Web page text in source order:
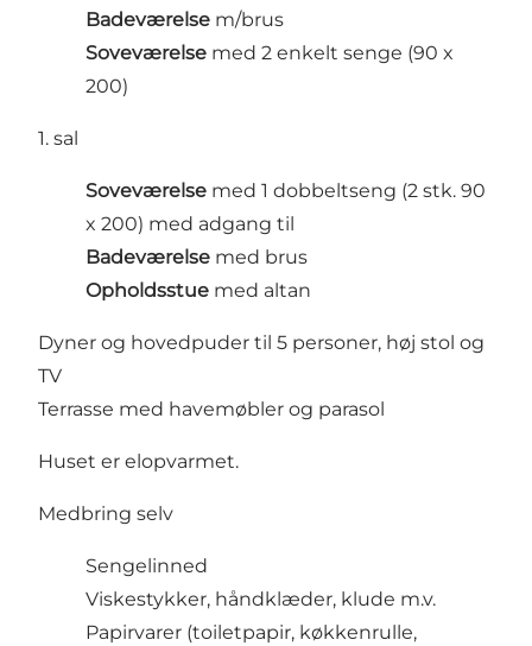
Badeværelse m/brus
Soveværelse med 2 enkelt senge (90 x
200)
1. sal
Soveværelse med 1 dobbeltseng (2 stk. 90
x 200) med adgang til
Badeværelse med brus
Opholdsstue med altan
Dyner og hovedpuder til 5 personer, høj stol og
TV
Terrasse med havemøbler og parasol
Huset er elopvarmet.
Medbring selv
Sengelinned
Viskestykker, håndklæder, klude m.v.
Papirvarer (toiletpapir, køkkenrulle,